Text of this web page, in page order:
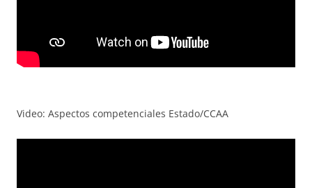
Video: Aspectos competenciales Estado/CCAA